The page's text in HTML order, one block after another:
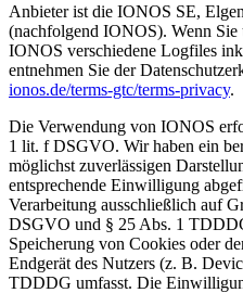
Anbieter ist die IONOS SE,
(nachfolgend IONOS). Wenn Sie
IONOS verschiedene Logfiles
entnehmen Sie der
ionos.de/terms-gtc/terms-privacy.
Die Verwendung von IONOS
1 lit. f DSGVO. Wir haben ein
möglichst zuverlässigen
entsprechende Einwilligung
Verarbeitung ausschließlich auf
DSGVO und § 25 Abs. 1
Speicherung von Cookies oder
Endgerät des Nutzers (z. B.
TDDDG umfasst. Die